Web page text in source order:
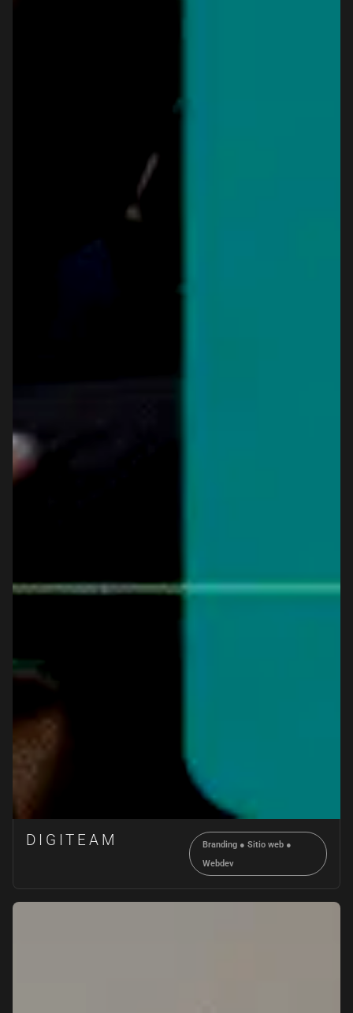
DIGITEAM Branding ●Sitio web ●
Webdev